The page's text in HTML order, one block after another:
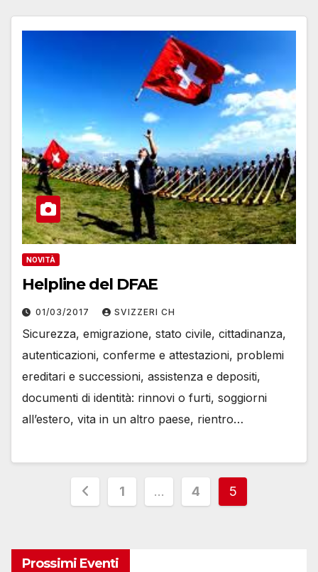
NOVITÀ
Helpline del DFAE
01/03/2017 SVIZZERI CH
Sicurezza, emigrazione, stato civile, cittadinanza,
autenticazioni, conferme e attestazioni, problemi
ereditari e successioni, assistenza e depositi,
documenti di identità: rinnovi o furti, soggiorni
all’estero, vita in un altro paese, rientro…
Paginazione
articoli
1 … 4 5
Prossimi Eventi